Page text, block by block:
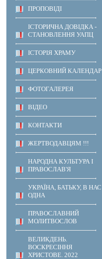
ПРОПОВІДІ
ІСТОРИЧНА ДОВІДКА -
СТАНОВЛЕННЯ УАПЦ
ІСТОРІЯ ХРАМУ
ЦЕРКОВНИЙ КАЛЕНДАР
ФОТОГАЛЕРЕЯ
ВІДЕО
КОНТАКТИ
ЖЕРТВОДАВЦЯМ !!!
НАРОДНА КУЛЬТУРА І
ПРАВОСЛАВ'Я
УКРАЇНА, БАТЬКУ, В НАС
ОДНА
ПРАВОСЛАВНИЙ
МОЛИТВОСЛОВ
ВЕЛИКДЕНЬ.
ВОСКРЕСІННЯ
ХРИСТОВЕ. 2022